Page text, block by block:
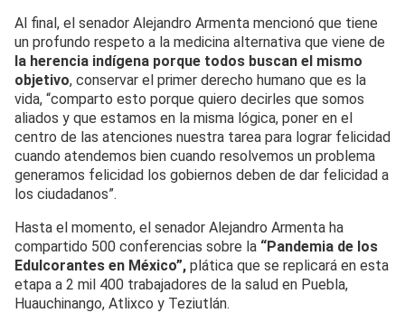
Al final, el senador Alejandro Armenta mencionó que tiene
un profundo respeto a la medicina alternativa que viene de
la herencia indígena porque todos buscan el mismo
objetivo, conservar el primer derecho humano que es la
vida, “comparto esto porque quiero decirles que somos
aliados y que estamos en la misma lógica, poner en el
centro de las atenciones nuestra tarea para lograr felicidad
cuando atendemos bien cuando resolvemos un problema
generamos felicidad los gobiernos deben de dar felicidad a
los ciudadanos”.
Hasta el momento, el senador Alejandro Armenta ha
compartido 500 conferencias sobre la “Pandemia de los
Edulcorantes en México”, plática que se replicará en esta
etapa a 2 mil 400 trabajadores de la salud en Puebla,
Huauchinango, Atlixco y Teziutlán.